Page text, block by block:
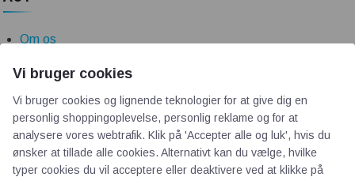
Om os
Kontakt
Persondata
Videncentre
Vi bruger cookies
Vi bruger cookies og lignende teknologier for at give dig en
personlig shoppingoplevelse, personlig reklame og for at
analysere vores webtrafik. Klik på 'Accepter alle og luk', hvis du
ønsker at tillade alle cookies. Alternativt kan du vælge, hvilke
typer cookies du vil acceptere eller deaktivere ved at klikke på